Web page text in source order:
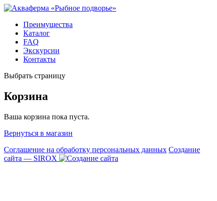
Преимущества
Каталог
FAQ
Экскурсии
Контакты
Выбрать страницу
Корзина
Ваша корзина пока пуста.
Вернуться в магазин
Соглашение на обработку персональных данных Создание
сайта — SIROX